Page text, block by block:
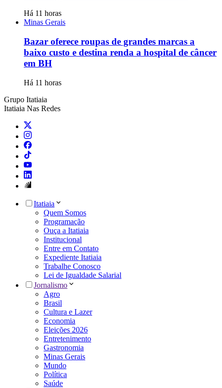
Há 11 horas
Minas Gerais
Bazar oferece roupas de grandes marcas a
baixo custo e destina renda a hospital de câncer
em BH
Há 11 horas
Grupo Itatiaia
Itatiaia Nas Redes
Itatiaia
Quem Somos
Programação
Ouça a Itatiaia
Institucional
Entre em Contato
Expediente Itatiaia
Trabalhe Conosco
Lei de Igualdade Salarial
Jornalismo
Agro
Brasil
Cultura e Lazer
Economia
Eleições 2026
Entretenimento
Gastronomia
Minas Gerais
Mundo
Política
Saúde